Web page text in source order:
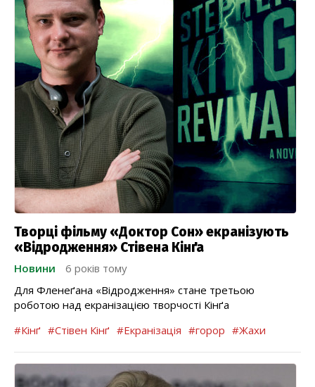
Творці фільму «Доктор Сон» екранізують
«Відродження» Стівена Кінґа
Новини
6 років тому
Для Фленеґана «Відродження» стане третьою
роботою над екранізацією творчості Кінґа
#Кінґ #Стівен Кінґ #Екранізація #горор #Жахи